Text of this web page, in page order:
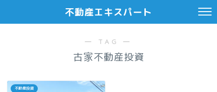
不動産エキスパート
― TAG ―
古家不動産投資
不動産投資